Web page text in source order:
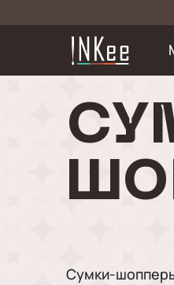
Сумки-шопперы